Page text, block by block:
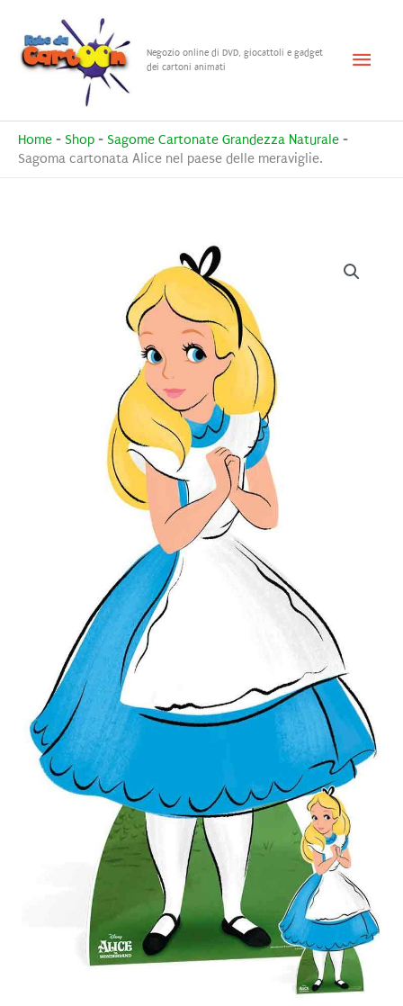
contenuto
Negozio online di DVD, giocattoli e gadget
dei cartoni animati
Menu
Home - Shop - Sagome Cartonate Grandezza Naturale -
Sagoma cartonata Alice nel paese delle meraviglie.